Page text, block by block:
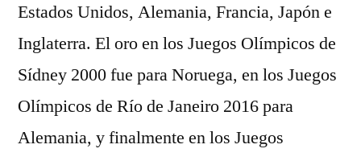
Estados Unidos, Alemania, Francia, Japón e
Inglaterra. El oro en los Juegos Olímpicos de
Sídney 2000 fue para Noruega, en los Juegos
Olímpicos de Río de Janeiro 2016 para
Alemania, y finalmente en los Juegos